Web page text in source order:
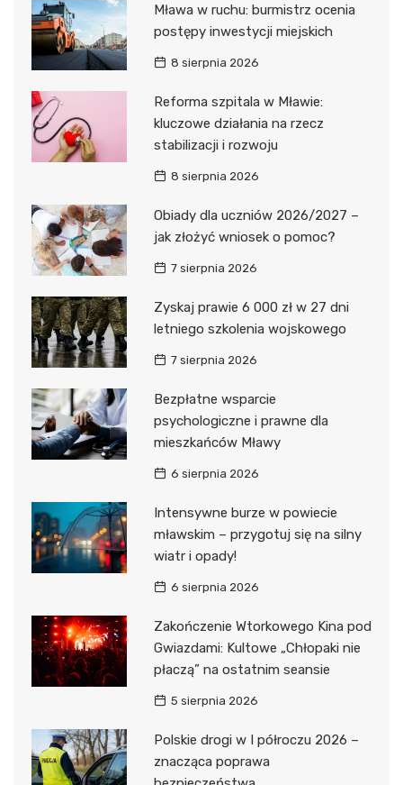
Mława w ruchu: burmistrz ocenia
postępy inwestycji miejskich
8 sierpnia 2026
Reforma szpitala w Mławie:
kluczowe działania na rzecz
stabilizacji i rozwoju
8 sierpnia 2026
Obiady dla uczniów 2026/2027 –
jak złożyć wniosek o pomoc?
7 sierpnia 2026
Zyskaj prawie 6 000 zł w 27 dni
letniego szkolenia wojskowego
7 sierpnia 2026
Bezpłatne wsparcie
psychologiczne i prawne dla
mieszkańców Mławy
6 sierpnia 2026
Intensywne burze w powiecie
mławskim – przygotuj się na silny
wiatr i opady!
6 sierpnia 2026
Zakończenie Wtorkowego Kina pod
Gwiazdami: Kultowe „Chłopaki nie
płaczą” na ostatnim seansie
5 sierpnia 2026
Polskie drogi w I półroczu 2026 –
znacząca poprawa